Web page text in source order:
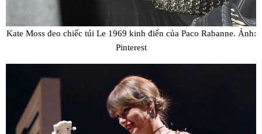
Kate Moss đeo chiếc túi Le 1969 kinh điển của Paco Rabanne. Ảnh:
Pinterest